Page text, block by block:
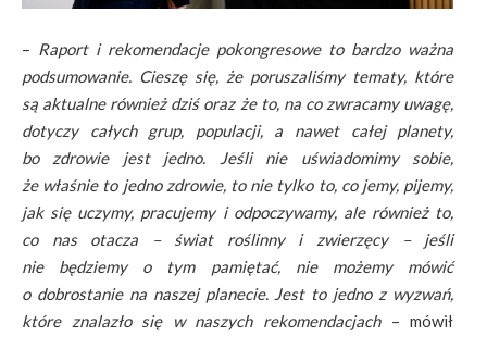
– Raport i rekomendacje pokongresowe to bardzo ważna
podsumowanie. Cieszę się, że poruszaliśmy tematy, które
są aktualne również dziś oraz że to, na co zwracamy uwagę,
dotyczy całych grup, populacji, a nawet całej planety,
bo zdrowie jest jedno. Jeśli nie uświadomimy sobie,
że właśnie to jedno zdrowie, to nie tylko to, co jemy, pijemy,
jak się uczymy, pracujemy i odpoczywamy, ale również to,
co nas otacza – świat roślinny i zwierzęcy – jeśli
nie będziemy o tym pamiętać, nie możemy mówić
o dobrostanie na naszej planecie. Jest to jedno z wyzwań,
które znalazło się w naszych rekomendacjach– mówił